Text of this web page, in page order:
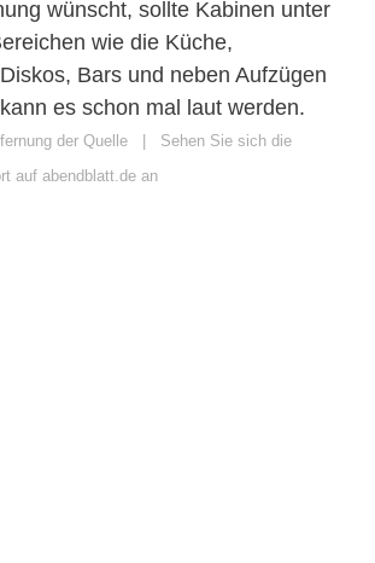
wünscht, sollte Kabinen unter
wie die Küche,
Bars und neben Aufzügen
es schon mal laut werden.
der Quelle | Sehen Sie sich die
auf abendblatt.de an